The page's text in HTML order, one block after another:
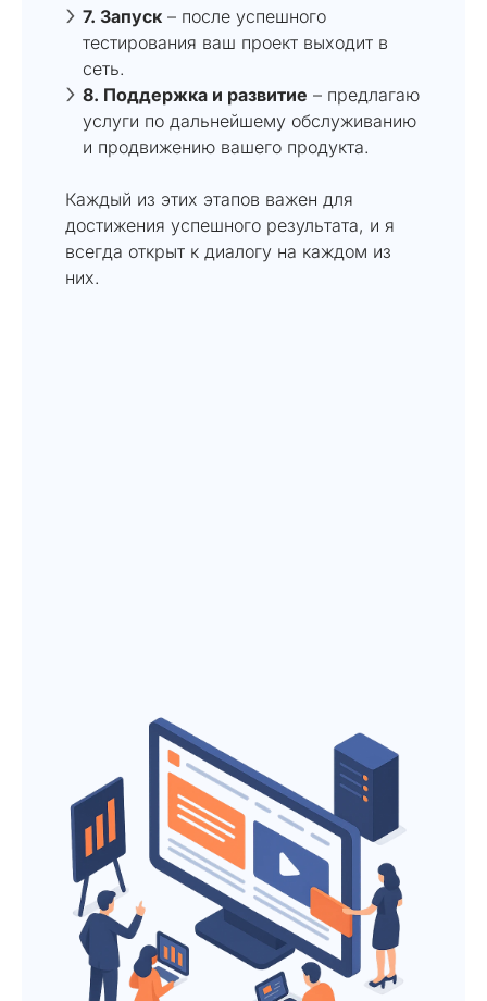
7. Запуск – после успешного
тестирования ваш проект выходит в
сеть.
8. Поддержка и развитие – предлагаю
услуги по дальнейшему обслуживанию
и продвижению вашего продукта.
Каждый из этих этапов важен для
достижения успешного результата, и я
всегда открыт к диалогу на каждом из
них.